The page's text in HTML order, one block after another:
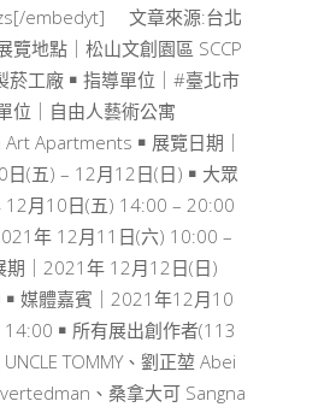
embedyt] 文章來源:台北
覽地點｜松山文創園區 SCCP
菸工廠 ￭ 指導單位｜#臺北市
位｜自由人藝術公寓
Apartments ￭ 展覽日期｜
(五) – 12月12日(日) ￭ 大眾
12月10日(五) 14:00 – 20:00
年 12月11日(六) 10:00 –
期｜2021年 12月12日(日)
媒體嘉賓｜2021年12月10
￭ 所有展出創作者(113
TOMMY、劉正堃 Abei
、桑拿大可 Sangna